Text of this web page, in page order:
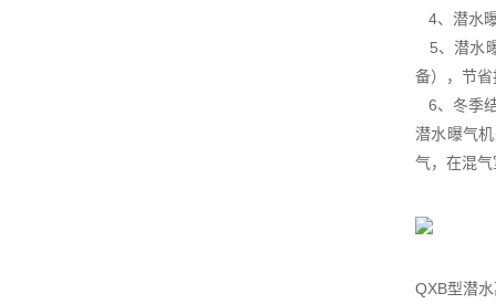
4、潜水
5、潜水
备），节
6、冬季
潜水曝气
气，在混
QXB型潜